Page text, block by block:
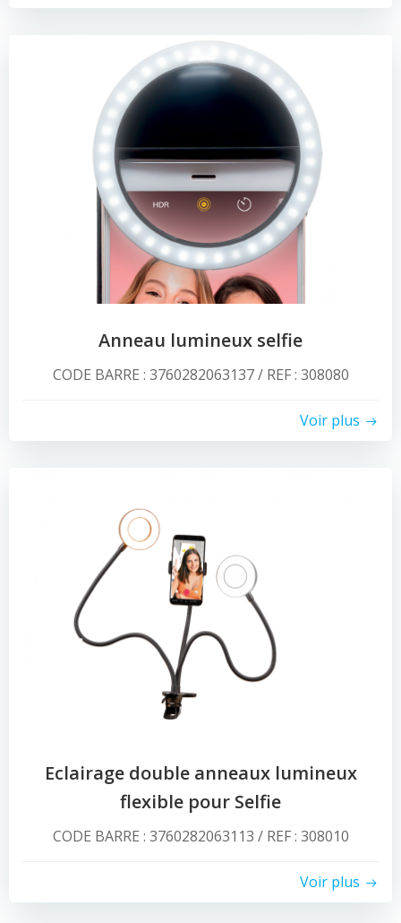
Anneau lumineux selfie
CODE BARRE : 3760282063137 / REF : 308080
Voir plus
Eclairage double anneaux lumineux
flexible pour Selfie
CODE BARRE : 3760282063113 / REF : 308010
Voir plus